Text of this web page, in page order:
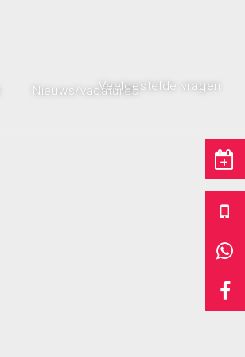
Nieuws/vacaturesVeelgestelde vragen